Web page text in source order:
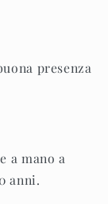
presenza
a mano a
anni.